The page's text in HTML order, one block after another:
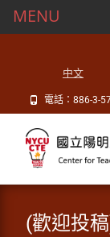
中文
電話：886-3-
(歡迎投
MENU